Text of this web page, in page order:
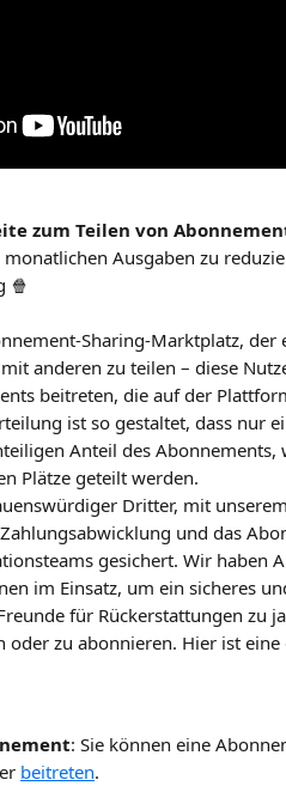
zum Teilen von
Ausgaben zu
🍿
Sharing-Marktplatz,
anderen zu teilen – diese
beitreten, die auf der
ist so gestaltet, dass nur
Anteil des
Plätze geteilt werden.
Dritter, mit
und das
gesichert. Wir haben
im Einsatz, um ein sicheres
für Rückerstattungen zu
zu abonnieren. Hier ist
: Sie können eine
beitreten.